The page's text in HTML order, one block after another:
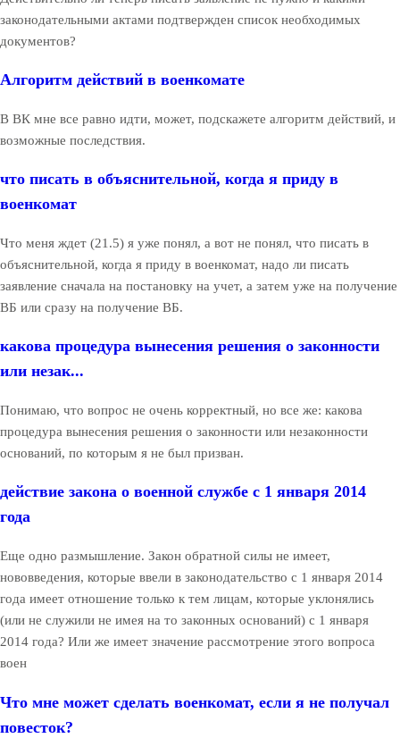
законодательными актами подтвержден список необходимых
документов?
Алгоритм действий в военкомате
В ВК мне все равно идти, может, подскажете алгоритм действий, и
возможные последствия.
что писать в объяснительной, когда я приду в
военкомат
Что меня ждет (21.5) я уже понял, а вот не понял, что писать в
объяснительной, когда я приду в военкомат, надо ли писать
заявление сначала на постановку на учет, а затем уже на получение
ВБ или сразу на получение ВБ.
какова процедура вынесения решения о законности
или незак...
Понимаю, что вопрос не очень корректный, но все же: какова
процедура вынесения решения о законности или незаконности
оснований, по которым я не был призван.
действие закона о военной службе с 1 января 2014
года
Еще одно размышление. Закон обратной силы не имеет,
нововведения, которые ввели в законодательство с 1 января 2014
года имеет отношение только к тем лицам, которые уклонялись
(или не служили не имея на то законных оснований) с 1 января
2014 года? Или же имеет значение рассмотрение этого вопроса
воен
Что мне может сделать военкомат, если я не получал
повесток?